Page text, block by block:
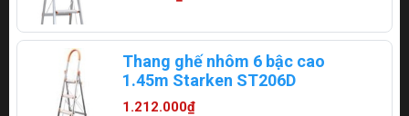
Thang ghế nhôm 6 bậc cao
1.45m Starken ST206D
1.212.000₫